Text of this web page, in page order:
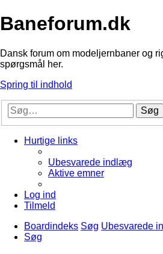
Baneforum.dk
Dansk forum om modeljernbaner og
spørgsmål her.
Spring til indhold
Søg
Hurtige links
Ubesvarede indlæg
Aktive emner
Log ind
Tilmeld
Boardindeks Søg Ubesvarede
Søg